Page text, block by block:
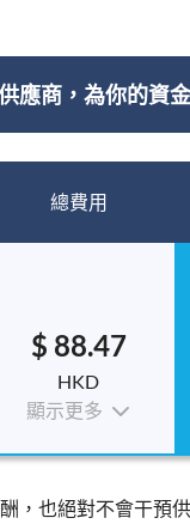
應商，為你的資
總費用
$ 88.47
HKD
顯示更多
，也絕對不會干預